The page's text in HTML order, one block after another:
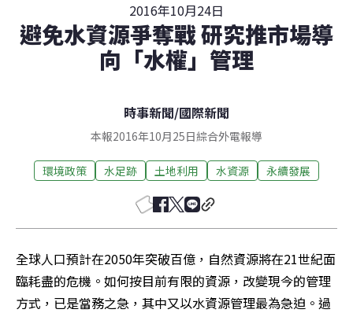
2016年10月24日
避免水資源爭奪戰 研究推市場導
向「水權」管理
時事新聞/國際新聞
本報2016年10月25日綜合外電報導
環境政策 水足跡 土地利用 水資源 永續發展
全球人口預計在2050年突破百億，自然資源將在21世紀面
臨耗盡的危機。如何按目前有限的資源，改變現今的管理
方式，已是當務之急，其中又以水資源管理最為急迫。過